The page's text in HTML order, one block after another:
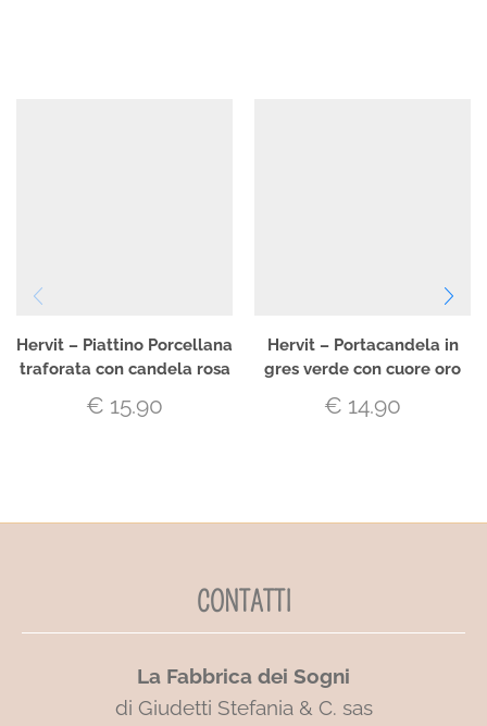
Hervit – Piattino Porcellana
traforata con candela rosa
€ 15.90
Hervit – Portacandela in
gres verde con cuore oro
€ 14.90
CONTATTI
La Fabbrica dei Sogni
di Giudetti Stefania & C. sas